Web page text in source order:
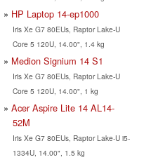
HP Laptop 14-ep1000
Iris Xe G7 80EUs, Raptor Lake-U
Core 5 120U, 14.00", 1.4 kg
Medion Signium 14 S1
Iris Xe G7 80EUs, Raptor Lake-U
Core 5 120U, 14.00", 1 kg
Acer Aspire Lite 14 AL14-
52M
Iris Xe G7 80EUs, Raptor Lake-U i5-
1334U, 14.00", 1.5 kg